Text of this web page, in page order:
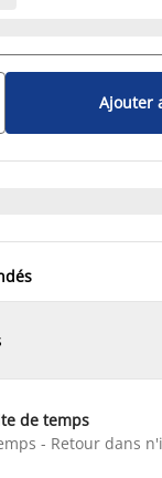
Ajouter
de temps
- Retour dans